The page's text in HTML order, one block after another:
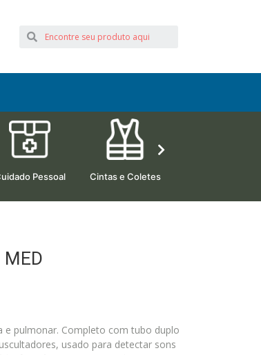
Pessoal Cintas e Coletes
e pulmonar. Completo com tubo duplo
usado para detectar sons